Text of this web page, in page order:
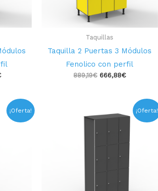
Taquillas
Taquilla 2 Puertas 3 Módulos
Fenolico con perfil
889,19€ 666,88€
¡Oferta!
El
precio
actual
¡Oferta!
precio
era:
1.003,84€.
El
precio
actual
es:
752,87€.